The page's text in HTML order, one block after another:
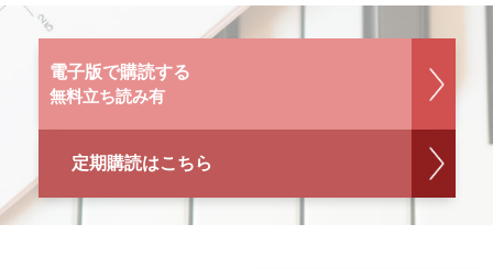
電子版で購読する
無料立ち読み有
定期購読はこちら